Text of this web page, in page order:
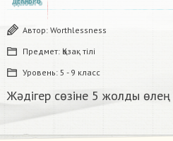
Автор: Worthlessness
Предмет: Қазақ тiлi
Уровень: 5 - 9 класс
Жәдігер сөзіне 5 жолды